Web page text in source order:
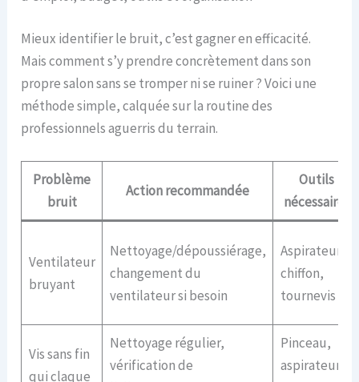
Mieux identifier le bruit, c’est gagner en efficacité.
Mais comment s’y prendre concrètement dans son
propre salon sans se tromper ni se ruiner ? Voici une
méthode simple, calquée sur la routine des
professionnels aguerris du terrain.
Problème
bruit
Action recommandée
Outils
nécessaires
Ventilateur
bruyant
Nettoyage/dépoussiérage,
changement du
ventilateur si besoin
Aspirateur,
chiffon,
tournevis
Vis sans fin
qui claque
Nettoyage régulier,
vérification de
Pinceau,
aspirateur,